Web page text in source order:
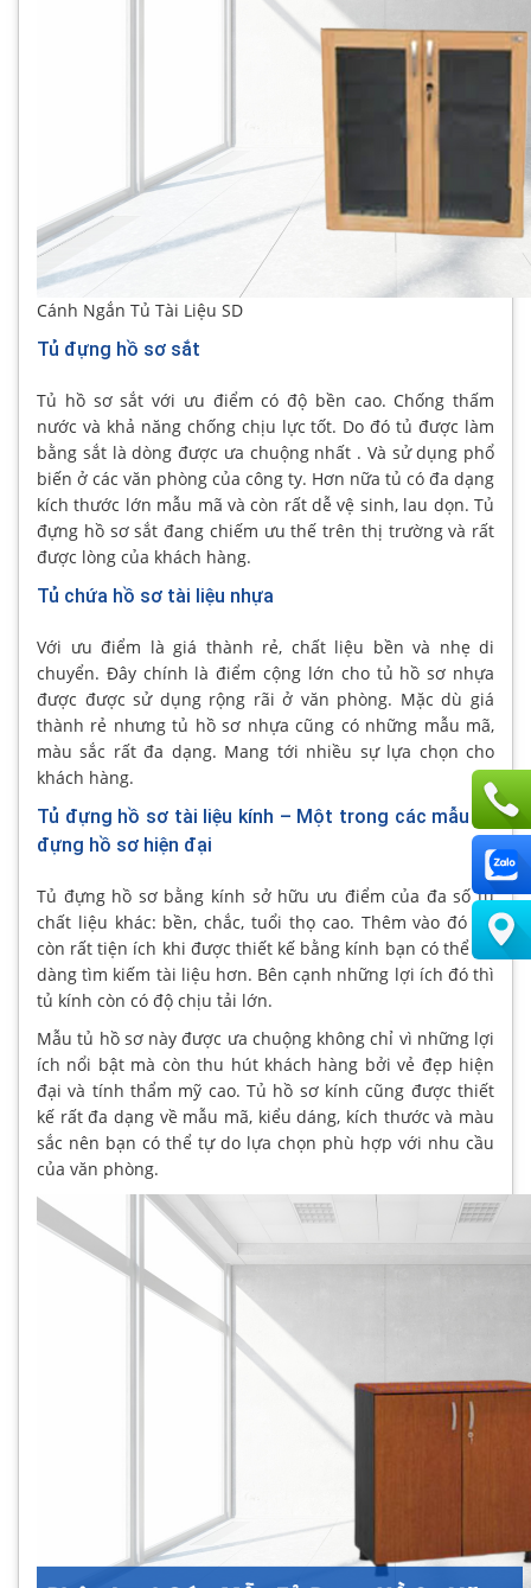
Cánh Ngắn Tủ Tài Liệu SD
Tủ đựng hồ sơ sắt
Tủ hồ sơ sắt với ưu điểm có độ bền cao. Chống thấm
nước và khả năng chống chịu lực tốt. Do đó tủ được làm
bằng sắt là dòng được ưa chuộng nhất . Và sử dụng phổ
biến ở các văn phòng của công ty. Hơn nữa tủ có đa dạng
kích thước lớn mẫu mã và còn rất dễ vệ sinh, lau dọn. Tủ
đựng hồ sơ sắt đang chiếm ưu thế trên thị trường và rất
được lòng của khách hàng.
Tủ chứa hồ sơ tài liệu nhựa
Với ưu điểm là giá thành rẻ, chất liệu bền và nhẹ di
chuyển. Đây chính là điểm cộng lớn cho tủ hồ sơ nhựa
được được sử dụng rộng rãi ở văn phòng. Mặc dù giá
thành rẻ nhưng tủ hồ sơ nhựa cũng có những mẫu mã,
màu sắc rất đa dạng. Mang tới nhiều sự lựa chọn cho
khách hàng.
Tủ đựng hồ sơ tài liệu kính – Một trong các mẫu tủ
đựng hồ sơ hiện đại
Tủ đựng hồ sơ bằng kính sở hữu ưu điểm của đa số tủ
chất liệu khác: bền, chắc, tuổi thọ cao. Thêm vào đó nó
còn rất tiện ích khi được thiết kế bằng kính bạn có thể dễ
dàng tìm kiếm tài liệu hơn. Bên cạnh những lợi ích đó thì
tủ kính còn có độ chịu tải lớn.
Mẫu tủ hồ sơ này được ưa chuộng không chỉ vì những lợi
ích nổi bật mà còn thu hút khách hàng bởi vẻ đẹp hiện
đại và tính thẩm mỹ cao. Tủ hồ sơ kính cũng được thiết
kế rất đa dạng về mẫu mã, kiểu dáng, kích thước và màu
sắc nên bạn có thể tự do lựa chọn phù hợp với nhu cầu
của văn phòng.